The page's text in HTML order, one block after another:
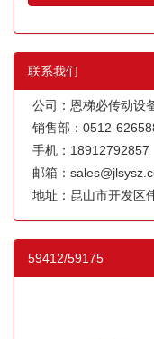
联系我们
公司：恩梯必传动设
销售部：0512-
手机：18912792857
邮箱：
地址：昆山市开发区
59412/59175